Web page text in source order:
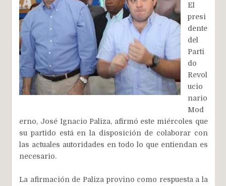
El
presi
dente
del
Parti
do
Revol
ucio
nario
Mod
erno, José Ignacio Paliza, afirmó este miércoles que
su partido está en la disposición de colaborar con
las actuales autoridades en todo lo que entiendan es
necesario.
La afirmación de Paliza provino como respuesta a la